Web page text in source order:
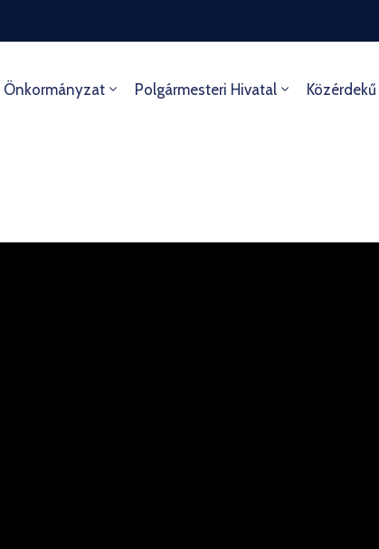
Önkormányzat Polgármesteri Hivatal Közérdekű